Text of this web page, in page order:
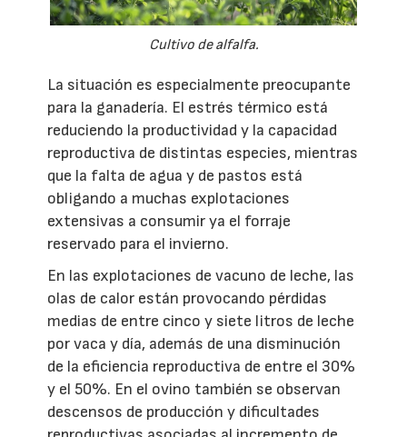
Cultivo de alfalfa.
La situación es especialmente preocupante
para la ganadería. El estrés térmico está
reduciendo la productividad y la capacidad
reproductiva de distintas especies, mientras
que la falta de agua y de pastos está
obligando a muchas explotaciones
extensivas a consumir ya el forraje
reservado para el invierno.
En las explotaciones de vacuno de leche, las
olas de calor están provocando pérdidas
medias de entre cinco y siete litros de leche
por vaca y día, además de una disminución
de la eficiencia reproductiva de entre el 30%
y el 50%. En el ovino también se observan
descensos de producción y dificultades